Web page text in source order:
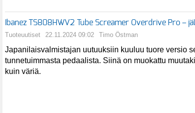
Ibanez TS808HWV2 Tube Screamer Overdrive Pro –
Tuoteuutiset 22.11.2024 09:02 Timo Östman
Japanilaisvalmistajan uutuuksiin kuuluu tuore versio
tunnetuimmasta pedaalista. Siinä on muokattu
kuin väriä.